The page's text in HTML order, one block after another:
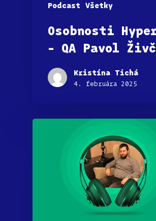
Podcast Všetky
Osobnosti
– QA Pavol
Kristína Tichá
4. februára 2025